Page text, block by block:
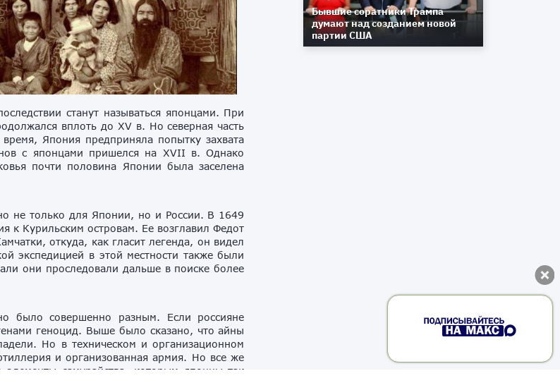
станут называться японцами. При
вплоть до XV в. Но северная часть
Япония предприняла попытку захвата
с японцами пришелся на XVII в. Однако
почти половина Японии была заселена
не только для Японии, но и России. В 1649
к Курильским островам. Ее возглавил Федот
откуда, как гласит легенда, он видел
экспедицией в этой местности также были
они проследовали дальше в поиске более
было совершенно разным. Если россияне
геноцид. Выше было сказано, что айны
Но в техническом и организационном
и организованная армия. Но все же
самурайства, которым японцы так
Бывшие соратники Трампа
думают над созданием новой
партии США